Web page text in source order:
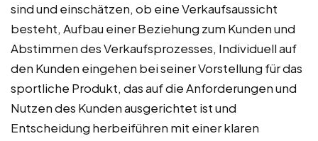
sind und einschätzen, ob eine Verkaufsaussicht
besteht, Aufbau einer Beziehung zum Kunden und
Abstimmen des Verkaufsprozesses, Individuell auf
den Kunden eingehen bei seiner Vorstellung für das
sportliche Produkt, das auf die Anforderungen und
Nutzen des Kunden ausgerichtet ist und
Entscheidung herbeiführen mit einer klaren